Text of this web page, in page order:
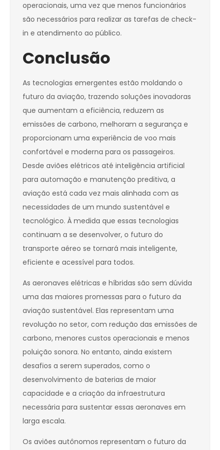
operacionais, uma vez que menos funcionários
são necessários para realizar as tarefas de check-
in e atendimento ao público.
Conclusão
As tecnologias emergentes estão moldando o
futuro da aviação, trazendo soluções inovadoras
que aumentam a eficiência, reduzem as
emissões de carbono, melhoram a segurança e
proporcionam uma experiência de voo mais
confortável e moderna para os passageiros.
Desde aviões elétricos até inteligência artificial
para automação e manutenção preditiva, a
aviação está cada vez mais alinhada com as
necessidades de um mundo sustentável e
tecnológico. À medida que essas tecnologias
continuam a se desenvolver, o futuro do
transporte aéreo se tornará mais inteligente,
eficiente e acessível para todos.
As aeronaves elétricas e híbridas são sem dúvida
uma das maiores promessas para o futuro da
aviação sustentável. Elas representam uma
revolução no setor, com redução das emissões de
carbono, menores custos operacionais e menos
poluição sonora. No entanto, ainda existem
desafios a serem superados, como o
desenvolvimento de baterias de maior
capacidade e a criação da infraestrutura
necessária para sustentar essas aeronaves em
larga escala.
Os aviões autônomos representam o futuro da